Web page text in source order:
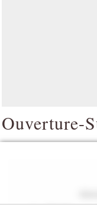
Ouverture-